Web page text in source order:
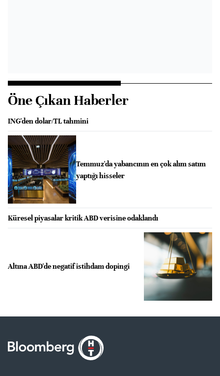
Öne Çıkan Haberler
ING'den dolar/TL tahmini
Temmuz'da yabancının en çok alım satım
yaptığı hisseler
Küresel piyasalar kritik ABD verisine odaklandı
Altına ABD'de negatif istihdam dopingi